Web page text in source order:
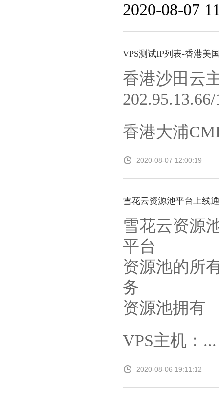
2020-08-07
VPS测试IP列表-香港美
香港沙田云
香港大浦
2020-08-07 12:00:19
雪花云资源池平台上线
雪花云资源
平台
资源池的所
务
资源池拥有
VPS主机：...
2020-08-06 19:11:12